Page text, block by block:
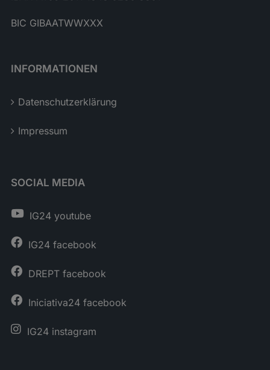
BIC GIBAATWWXXX
INFORMATIONEN
Datenschutzerklärung
Impressum
SOCIAL MEDIA
IG24 youtube
IG24 facebook
DREPT facebook
Iniciativa24 facebook
IG24 instagram